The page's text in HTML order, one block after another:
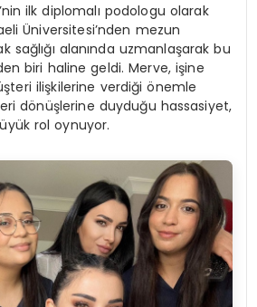
ilk diplomalı podologu olarak
Üniversitesi’nden mezun
sağlığı alanında uzmanlaşarak bu
biri haline geldi. Merve, işine
ilişkilerine verdiği önemle
dönüşlerine duyduğu hassasiyet,
rol oynuyor.